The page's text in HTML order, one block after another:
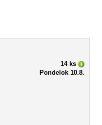
14 ks
Pondelok 10.8.